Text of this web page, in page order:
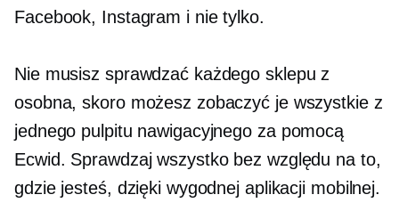
Facebook, Instagram i nie tylko.
Nie musisz sprawdzać każdego sklepu z
osobna, skoro możesz zobaczyć je wszystkie z
jednego pulpitu nawigacyjnego za pomocą
Ecwid. Sprawdzaj wszystko bez względu na to,
gdzie jesteś, dzięki wygodnej aplikacji mobilnej.